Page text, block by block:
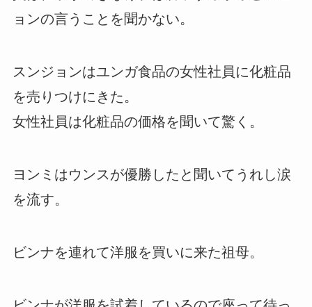
ョンの言うことを聞かない。
スンジョンはユンガ食品の女性社員に化粧品
を売りつけにきた。
女性社員は化粧品の価格を聞いて驚く。
ヨンミはウンスが優勝したと聞いてうれし涙
を流す。
ビンナを連れて洋服を買いに来た祖母。